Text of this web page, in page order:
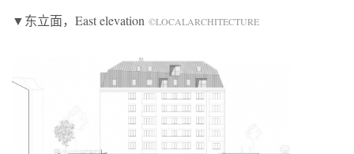
▼东立面，East elevation ©LOCALARCHITECTURE